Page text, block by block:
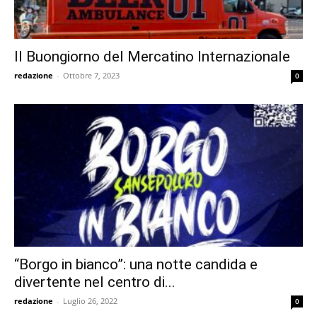
Il Buongiorno del Mercatino Internazionale
redazione - Ottobre 7, 2023 0
“Borgo in bianco”: una notte candida e
divertente nel centro di...
redazione - Luglio 26, 2022 0